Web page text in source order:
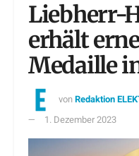
Liebherr-
erhält
Medaille
vonRedaktion
1. Dezember 2023